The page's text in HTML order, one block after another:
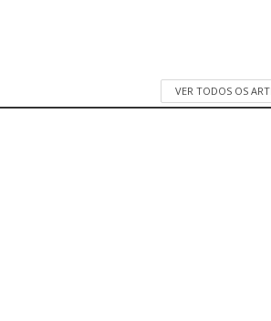
VER TODOS OS